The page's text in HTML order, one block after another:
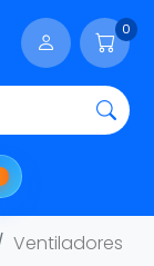
0
Ventiladores